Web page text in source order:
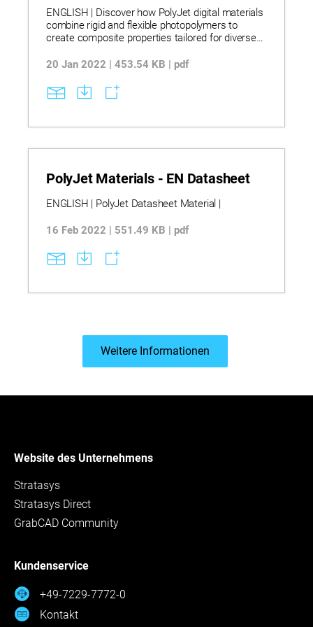
ENGLISH | Discover how PolyJet digital materials
combine rigid and flexible photopolymers to
create composite properties tailored for diverse
how varying combinations of base and secondary
characteristics, including tensile strength,
elongation, hardness, and thermal resistance.
transparent, rubber-like, high-temperature, and
material selection and performance expectations.
20 Jan 2022 | 453.54 KB | pdf
PolyJet Materials - EN Datasheet
ENGLISH | PolyJet Datasheet Material |
16 Feb 2022 | 551.49 KB | pdf
Weitere Informationen
Website des Unternehmens
Stratasys
Stratasys Direct
GrabCAD Community
Kundenservice
+49-7229-7772-0
Kontakt